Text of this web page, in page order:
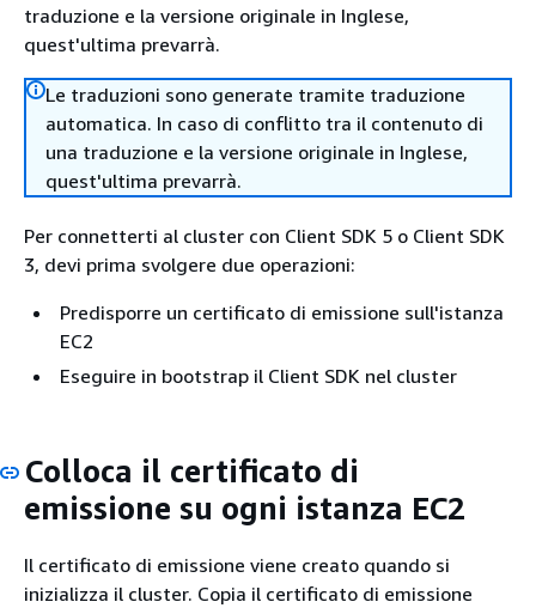
traduzione e la versione originale in Inglese,
quest'ultima prevarrà.
Le traduzioni sono generate tramite traduzione
automatica. In caso di conflitto tra il contenuto di
una traduzione e la versione originale in Inglese,
quest'ultima prevarrà.
Per connetterti al cluster con Client SDK 5 o Client SDK
3, devi prima svolgere due operazioni:
Predisporre un certificato di emissione sull'istanza
EC2
Eseguire in bootstrap il Client SDK nel cluster
Colloca il certificato di
emissione su ogni istanza EC2
Il certificato di emissione viene creato quando si
inizializza il cluster. Copia il certificato di emissione